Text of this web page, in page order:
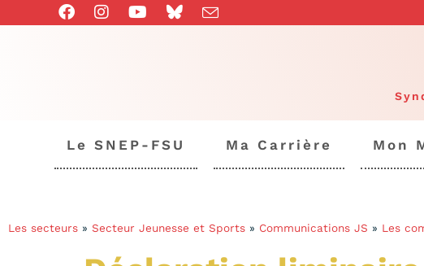
Le SNEP-FSU Ma Carrière Mon
Les secteurs » Secteur Jeunesse et Sports » Communications JS » Les